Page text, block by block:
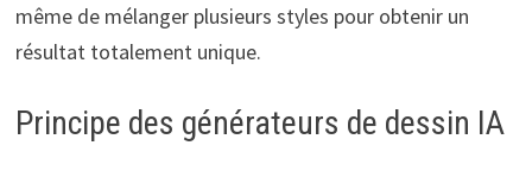
même de mélanger plusieurs styles pour obtenir un
résultat totalement unique.
Principe des générateurs de dessin IA